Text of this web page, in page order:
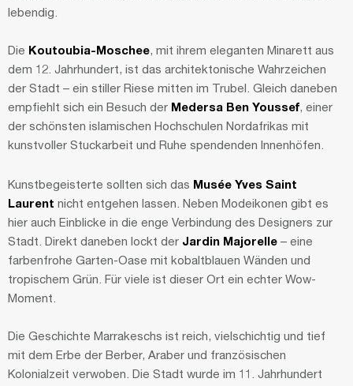
lebendig.
Die Koutoubia-Moschee, mit ihrem eleganten Minarett aus
dem 12. Jahrhundert, ist das architektonische Wahrzeichen
der Stadt – ein stiller Riese mitten im Trubel. Gleich daneben
empfiehlt sich ein Besuch der Medersa Ben Youssef, einer
der schönsten islamischen Hochschulen Nordafrikas mit
kunstvoller Stuckarbeit und Ruhe spendenden Innenhöfen.
Kunstbegeisterte sollten sich das Musée Yves Saint
Laurent nicht entgehen lassen. Neben Modeikonen gibt es
hier auch Einblicke in die enge Verbindung des Designers zur
Stadt. Direkt daneben lockt der Jardin Majorelle – eine
farbenfrohe Garten-Oase mit kobaltblauen Wänden und
tropischem Grün. Für viele ist dieser Ort ein echter Wow-
Moment.
Die Geschichte Marrakeschs ist reich, vielschichtig und tief
mit dem Erbe der Berber, Araber und französischen
Kolonialzeit verwoben. Die Stadt wurde im 11. Jahrhundert